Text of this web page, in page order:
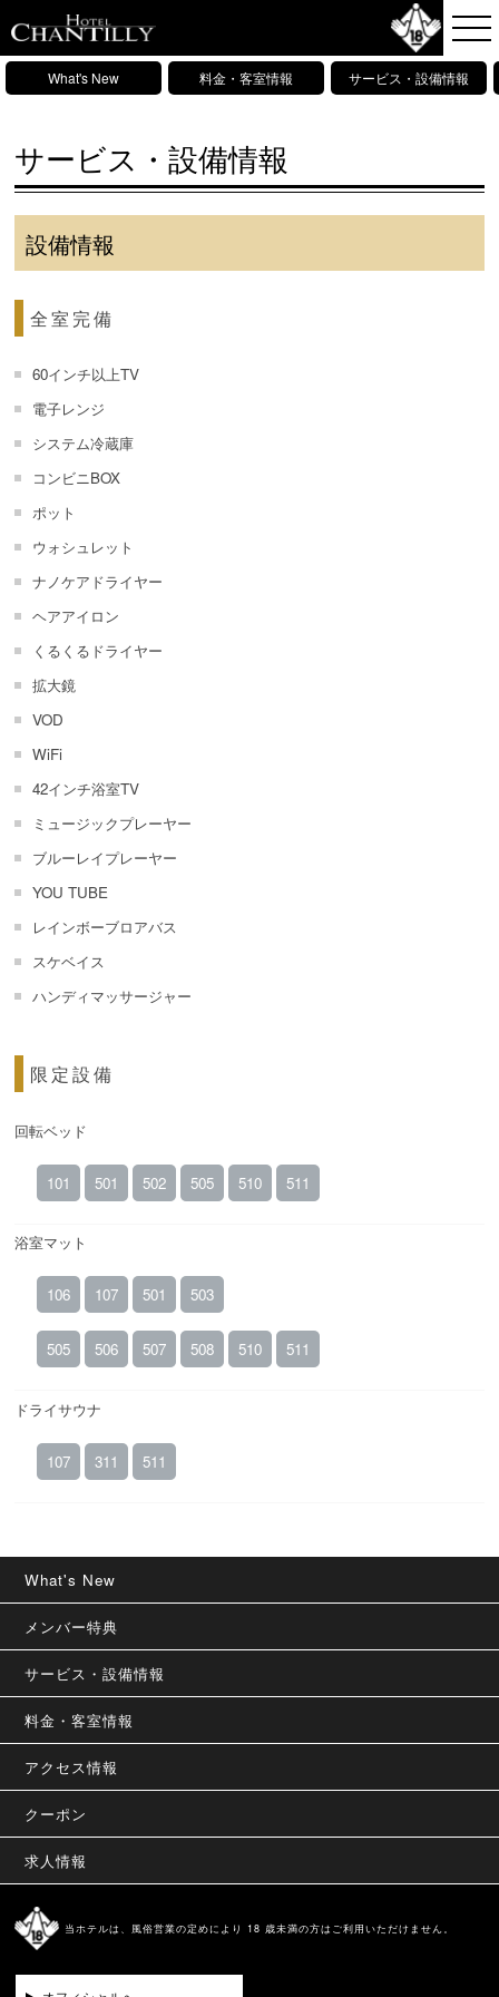
What's New 料金・客室情報 サービス・設備情報
サービス・設備情報
設備情報
全室完備
60インチ以上TV
電子レンジ
システム冷蔵庫
コンビニBOX
ポット
ウォシュレット
ナノケアドライヤー
ヘアアイロン
くるくるドライヤー
拡大鏡
VOD
WiFi
42インチ浴室TV
ミュージックプレーヤー
ブルーレイプレーヤー
YOU TUBE
レインボーブロアバス
スケベイス
ハンディマッサージャー
限定設備
回転ベッド
101 501 502 505 510 511
浴室マット
106 107 501 503
505 506 507 508 510 511
ドライサウナ
107 311 511
What's New
メンバー特典
サービス・設備情報
料金・客室情報
アクセス情報
クーポン
求人情報
当ホテルは、風俗営業の定めにより 18 歳未満の方はご利用いただけません。